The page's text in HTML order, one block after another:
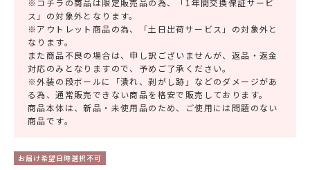
ス」の対象外となります。
※アウトレット商品の為、「土日出荷サービス」の対象外と
なります。
また商品不良の場合は、申し訳ございませんが、返品・返金
対応のみとなりますので、予めご了承ください。
※外装の段ボールに「潰れ、剥がし跡」などのダメージがあ
る為、通常販売できない商品を格安で販売しております。
商品本体は、新品・未使用品のため、ご使用には問題のない
商品です。
お届け希望日時選択不可